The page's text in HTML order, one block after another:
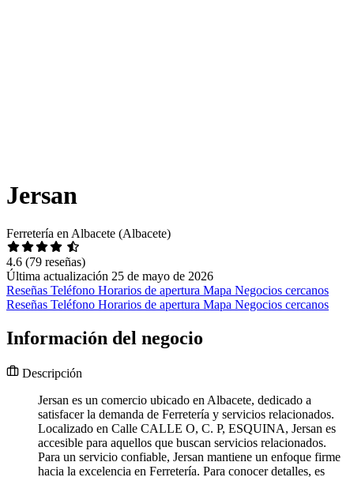
Jersan
Ferretería en Albacete (Albacete)
4.6 (79 reseñas)
Última actualización 25 de mayo de 2026
Reseñas Teléfono Horarios de apertura Mapa Negocios cercanos
Reseñas Teléfono Horarios de apertura Mapa Negocios cercanos
Información del negocio
Descripción
Jersan es un comercio ubicado en Albacete, dedicado a
satisfacer la demanda de Ferretería y servicios relacionados.
Localizado en Calle CALLE O, C. P, ESQUINA, Jersan es
accesible para aquellos que buscan servicios relacionados.
Para un servicio confiable, Jersan mantiene un enfoque firme
hacia la excelencia en Ferretería. Para conocer detalles, es